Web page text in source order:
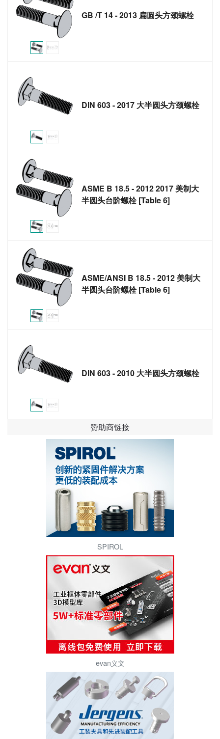
GB /T 14 - 2013 扁圆头方颈螺栓
DIN 603 - 2017 大半圆头方颈螺栓
ASME B 18.5 - 2012 2017 美制大
半圆头台阶螺栓 [Table 6]
ASME/ANSI B 18.5 - 2012 美制大
半圆头台阶螺栓 [Table 6]
DIN 603 - 2010 大半圆头方颈螺栓
赞助商链接
SPIROL
evan义文